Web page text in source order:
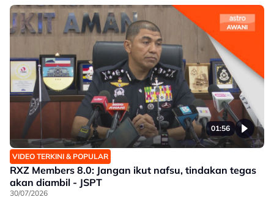
01:56
VIDEO TERKINI & POPULAR
RXZ Members 8.0: Jangan ikut nafsu, tindakan tegas
akan diambil - JSPT
30/07/2026